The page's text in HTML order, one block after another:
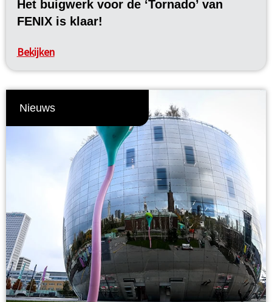
Het buigwerk voor de ‘Tornado’ van
FENIX is klaar!
Bekijken
Nieuws